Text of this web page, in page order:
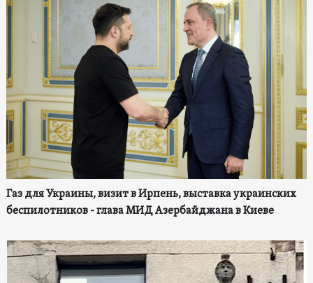
Газ для Украины, визит в Ирпень, выставка украинских
беспилотников - глава МИД Азербайджана в Киеве